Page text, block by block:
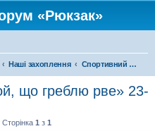
«Рюкзак»
Наші захоплення Спортивний туризм
що греблю рве» 23-
1 з 1